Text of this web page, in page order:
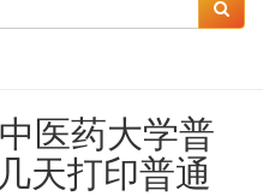
医药大学普
天打印普通